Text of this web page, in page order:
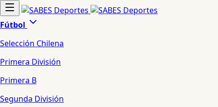
Fútbol
Selección Chilena
Primera División
Primera B
Segunda División